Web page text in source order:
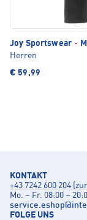
Joy Sportswear ·
Herren
€ 59,99
KONTAKT
+43 7242 600 204
Mo. – Fr. 08:00 –
service.eshop@
FOLGE UNS